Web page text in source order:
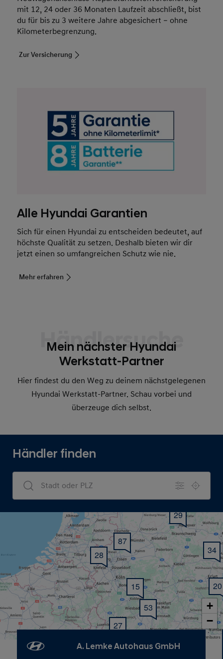
mit 12, 24 oder 36 Monaten Laufzeit abschließt, bist
du für bis zu 3 weitere Jahre abgesichert – ohne
Kilometerbegrenzung.
Zur Versicherung
Alle Hyundai Garantien
Sich für einen Hyundai zu entscheiden bedeutet, auf
höchste Qualität zu setzen. Deshalb bieten wir dir
jetzt einen so umfangreichen Schutz wie nie.
Mehr erfahren
Händlersuche
Mein nächster Hyundai
Werkstatt-Partner
Hier findest du den Weg zu deinem nächstgelegenen
Hyundai Werkstatt-Partner. Schau vorbei und
überzeuge dich selbst.
15
27
59
28
87
20
29
53
34
+
−
Map data © OpenStreetMap contributors
Händler finden
Dealers Search
A. Lemke Autohaus GmbH